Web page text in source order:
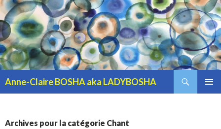
Anne-Claire BOSHA aka LADYBOSHA
Archives pour la catégorie Chant